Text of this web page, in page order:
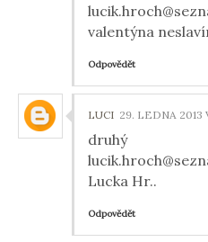
valentýna
Odpovědět
LUCI 29. LEDNA 2013
druhý
Lucka Hr..
Odpovědět